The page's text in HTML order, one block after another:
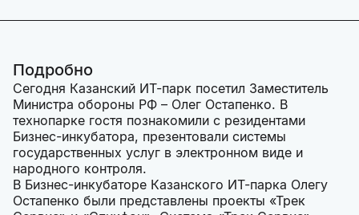
Подробно
Сегодня Казанский ИТ-парк посетил Заместитель
Министра обороны РФ – Олег Остапенко. В
технопарке гостя познакомили с резидентами
Бизнес-инкубатора, презентовали системы
государственных услуг в электронном виде и
народного контроля.
В Бизнес-инкубаторе Казанского ИТ-парка Олегу
Остапенко были представлены проекты «Трек